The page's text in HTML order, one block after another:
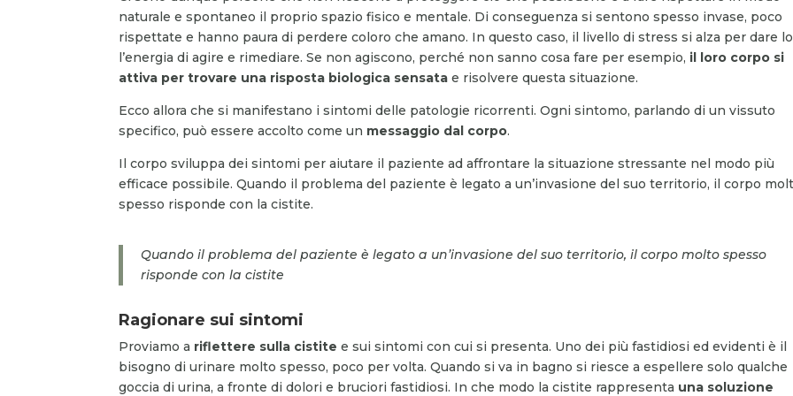
naturale e spontaneo il proprio spazio fisico e mentale. Di conseguenza si sentono spesso invase, poco
rispettate e hanno paura di perdere coloro che amano. In questo caso, il livello di stress si alza per dare
l’energia di agire e rimediare. Se non agiscono, perché non sanno cosa fare per esempio, il loro corpo si
attiva per trovare una risposta biologica sensatae risolvere questa situazione.
Ecco allora che si manifestano i sintomi delle patologie ricorrenti. Ogni sintomo, parlando di un vissuto
specifico, può essere accolto come un messaggio dal corpo.
Il corpo sviluppa dei sintomi per aiutare il paziente ad affrontare la situazione stressante nel modo più
efficace possibile. Quando il problema del paziente è legato a un’invasione del suo territorio, il corpo
spesso risponde con la cistite.
Quando il problema del paziente è legato a un’invasione del suo territorio, il corpo molto spesso
risponde con la cistite
Ragionare sui sintomi
Proviamo a riflettere sulla cistitee sui sintomi con cui si presenta. Uno dei più fastidiosi ed evidenti è il
bisogno di urinare molto spesso, poco per volta. Quando si va in bagno si riesce a espellere solo qualche
goccia di urina, a fronte di dolori e bruciori fastidiosi. In che modo la cistite rappresenta una soluzione